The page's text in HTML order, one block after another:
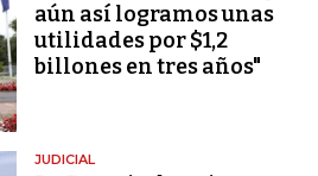
aún así logramos unas
utilidades por $1,2
billones en tres años"
JUDICIAL